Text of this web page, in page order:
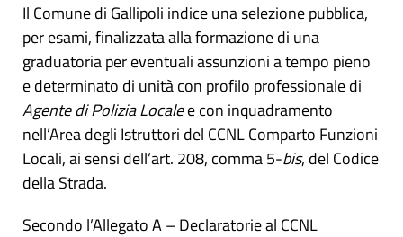
Il Comune di Gallipoli indice una selezione pubblica,
per esami, finalizzata alla formazione di una
graduatoria per eventuali assunzioni a tempo pieno
e determinato di unità con profilo professionale di
Agente di Polizia Localee con inquadramento
nell’Area degli Istruttori del CCNL Comparto Funzioni
Locali, ai sensi dell’art. 208, comma 5-bis, del Codice
della Strada.
Secondo l’Allegato A – Declaratorie al CCNL